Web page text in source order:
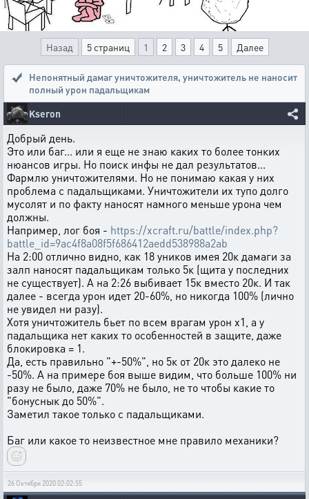
Назад 5 страниц 1 2 3 4 5 Далее
Непонятный дамаг уничтожителя, уничтожитель не наносит
полный урон падальщикам
Kseron
Добрый день.
Это или баг... или я еще не знаю каких то более тонких
нюансов игры. Но поиск инфы не дал результатов...
Фармлю уничтожителями. Но не понимаю какая у них
проблема с падальщиками. Уничтожители их тупо долго
мусолят и по факту наносят намного меньше урона чем
должны.
Например, лог боя - https://xcraft.ru/battle/index.php?
battle_id=9ac4f8a08f5f686412aedd538988a2ab
На 2:00 отлично видно, как 18 уников имея 20к дамаги за
залп наносят падальщикам только 5к (щита у последних
не существует). А на 2:26 выбивает 15к вместо 20к. И так
далее - всегда урон идет 20-60%, но никогда 100% (лично
не увидел ни разу).
Хотя уничтожитель бьет по всем врагам урон х1, а у
падальщика нет каких то особенностей в защите, даже
блокировка = 1.
Да, есть правильно "+-50%", но 5к от 20к это далеко не
-50%. А на примере боя выше видим, что больше 100% ни
разу не было, даже 70% не было, не то чтобы какие то
"бонуснык до 50%".
Заметил такое только с падальщиками.
Баг или какое то неизвестное мне правило механики?
26 Октября 2020 02:02:55